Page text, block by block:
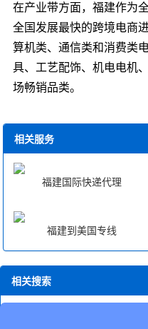
在产业带方面，福建作为
全国发展最快的跨境电商
算机类、通信类和消费类
具、工艺配饰、机电电机
场畅销品类。
相关服务
福建国际快递代理
福建到美国专线
相关搜索